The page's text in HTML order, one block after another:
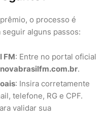
o processo é
alguns passos:
FM: Entre no portal oficial
novabrasilfm.com.br.
: Insira corretamente
telefone, RG e CPF.
validar sua